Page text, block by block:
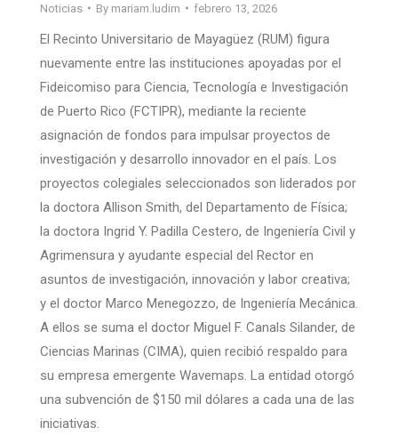
Noticias By mariam.ludim febrero 13, 2026
El Recinto Universitario de Mayagüez (RUM) figura
nuevamente entre las instituciones apoyadas por el
Fideicomiso para Ciencia, Tecnología e Investigación
de Puerto Rico (FCTIPR), mediante la reciente
asignación de fondos para impulsar proyectos de
investigación y desarrollo innovador en el país. Los
proyectos colegiales seleccionados son liderados por
la doctora Allison Smith, del Departamento de Física;
la doctora Ingrid Y. Padilla Cestero, de Ingeniería Civil y
Agrimensura y ayudante especial del Rector en
asuntos de investigación, innovación y labor creativa;
y el doctor Marco Menegozzo, de Ingeniería Mecánica.
A ellos se suma el doctor Miguel F. Canals Silander, de
Ciencias Marinas (CIMA), quien recibió respaldo para
su empresa emergente Wavemaps. La entidad otorgó
una subvención de $150 mil dólares a cada una de las
iniciativas.